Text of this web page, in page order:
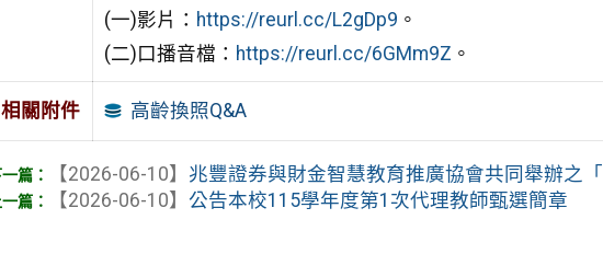
(一)影片： https://reurl.cc/L2gDp9 。
(二)口播音檔： https://reurl.cc/6GMm9Z 。
相關附件 高齡換照Q&A
【2026-06-10】 兆豐證券與財金智慧教育推廣協會共同舉辦之
【2026-06-10】公告本校115學年度第1次代理教師甄選簡章